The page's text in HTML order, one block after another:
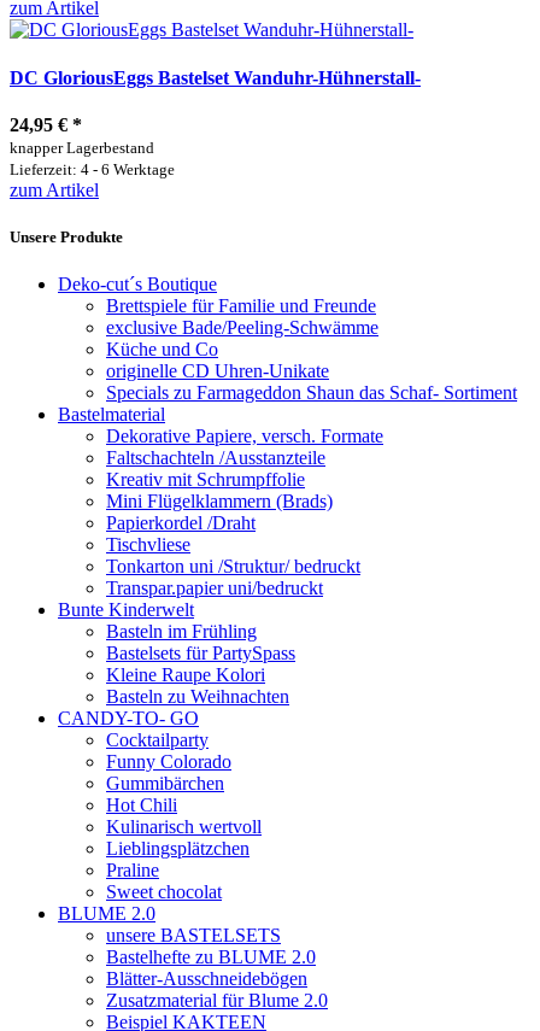
zum Artikel
DC GloriousEggs Bastelset Wanduhr-Hühnerstall-
24,95 € *
knapper Lagerbestand
Lieferzeit: 4 - 6 Werktage
zum Artikel
Unsere Produkte
Deko-cut´s Boutique
Brettspiele für Familie und Freunde
exclusive Bade/Peeling-Schwämme
Küche und Co
originelle CD Uhren-Unikate
Specials zu Farmageddon Shaun das Schaf- Sortiment
Bastelmaterial
Dekorative Papiere, versch. Formate
Faltschachteln /Ausstanzteile
Kreativ mit Schrumpffolie
Mini Flügelklammern (Brads)
Papierkordel /Draht
Tischvliese
Tonkarton uni /Struktur/ bedruckt
Transpar.papier uni/bedruckt
Bunte Kinderwelt
Basteln im Frühling
Bastelsets für PartySpass
Kleine Raupe Kolori
Basteln zu Weihnachten
CANDY-TO- GO
Cocktailparty
Funny Colorado
Gummibärchen
Hot Chili
Kulinarisch wertvoll
Lieblingsplätzchen
Praline
Sweet chocolat
BLUME 2.0
unsere BASTELSETS
Bastelhefte zu BLUME 2.0
Blätter-Ausschneidebögen
Zusatzmaterial für Blume 2.0
Beispiel KAKTEEN